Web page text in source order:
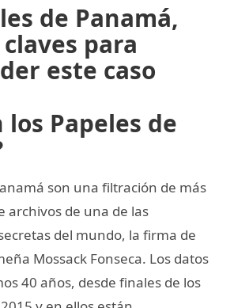
de Panamá,
para
este caso
los Papeles de
son una filtración de más
archivos de una de las
del mundo, la firma de
Mossack Fonseca. Los datos
40 años, desde finales de los